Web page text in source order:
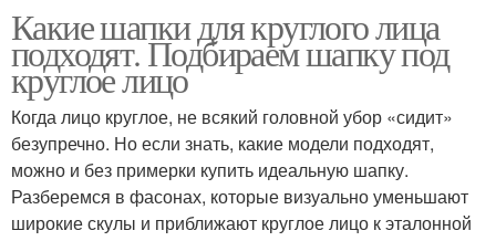
Какие шапки для круглого лица
подходят. Подбираем шапку под
круглое лицо
Когда лицо круглое, не всякий головной убор «сидит»
безупречно. Но если знать, какие модели подходят,
можно и без примерки купить идеальную шапку.
Разберемся в фасонах, которые визуально уменьшают
широкие скулы и приближают круглое лицо к эталонной